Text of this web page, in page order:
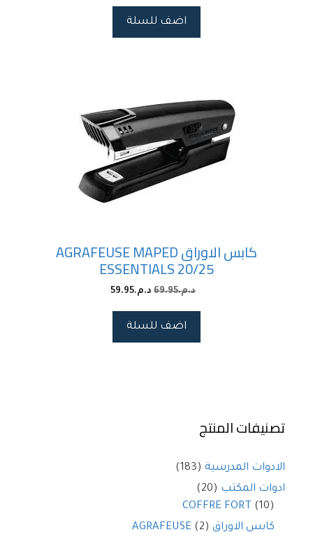
اضف للسلة
كابس الاوراق AGRAFEUSE MAPED
ESSENTIALS 20/25
د.م.69.95 د.م.59.95
اضف للسلة
تصنيفات المنتج
الادوات المدرسية (183)
ادوات المكتب (20)
COFFRE FORT (10)
كابس الاوراق AGRAFEUSE (2)